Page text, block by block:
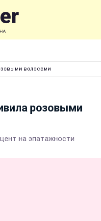
волосами
розовыми
на эпатажности